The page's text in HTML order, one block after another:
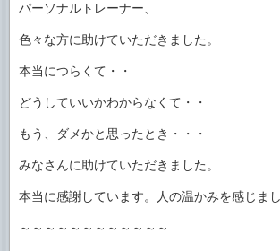
パーソナルトレーナー、
色々な方に助けていただきました。
本当につらくて・・
どうしていいかわからなくて・・
もう、ダメかと思ったとき・・・
みなさんに助けていただきました。
本当に感謝しています。人の温かみを感じまし
～～～～～～～～～～～～